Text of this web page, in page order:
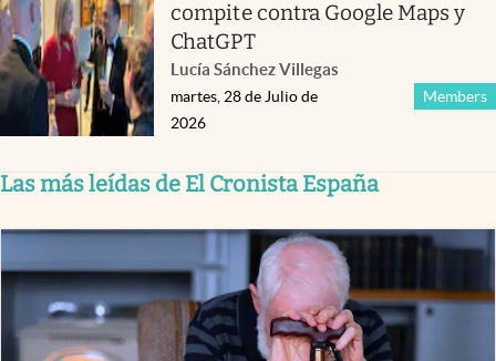
compite contra Google Maps y
ChatGPT
Lucía Sánchez Villegas
Members
martes, 28 de Julio de
2026
Las más leídas de El Cronista España